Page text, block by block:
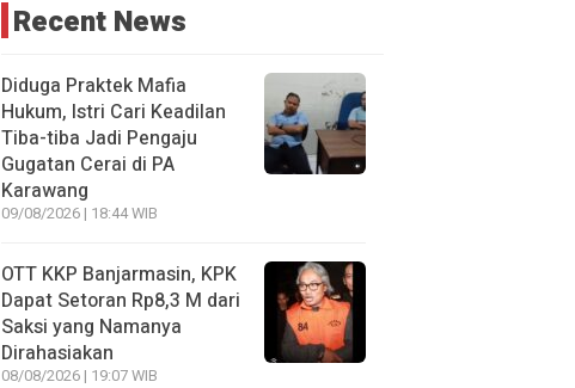
Recent News
Diduga Praktek Mafia
Hukum, Istri Cari Keadilan
Tiba-tiba Jadi Pengaju
Gugatan Cerai di PA
Karawang
09/08/2026 | 18:44 WIB
OTT KKP Banjarmasin, KPK
Dapat Setoran Rp8,3 M dari
Saksi yang Namanya
Dirahasiakan
08/08/2026 | 19:07 WIB